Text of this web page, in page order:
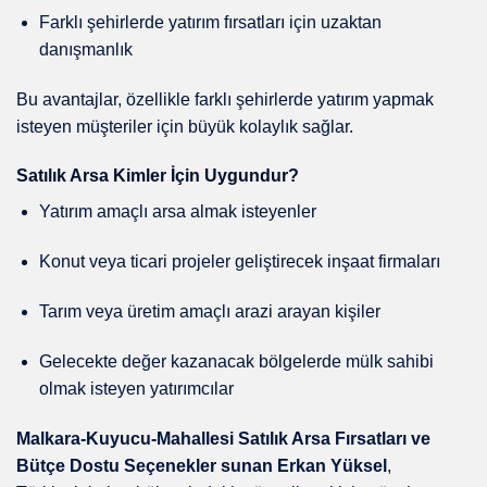
Farklı şehirlerde yatırım fırsatları için uzaktan
danışmanlık
Bu avantajlar, özellikle farklı şehirlerde yatırım yapmak
isteyen müşteriler için büyük kolaylık sağlar.
Satılık Arsa Kimler İçin Uygundur?
Yatırım amaçlı arsa almak isteyenler
Konut veya ticari projeler geliştirecek inşaat firmaları
Tarım veya üretim amaçlı arazi arayan kişiler
Gelecekte değer kazanacak bölgelerde mülk sahibi
olmak isteyen yatırımcılar
Malkara-Kuyucu-Mahallesi Satılık Arsa Fırsatları ve
Bütçe Dostu Seçenekler sunan Erkan Yüksel ,